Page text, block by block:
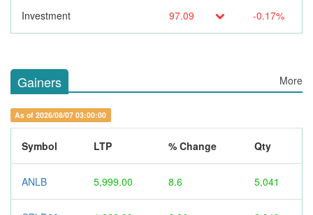
Investment 97.09 -0.17%
Gainers More
As of 2026/08/07 03:00:00
Symbol LTP % Change Qty
ANLB 5,999.00 8.6 5,041